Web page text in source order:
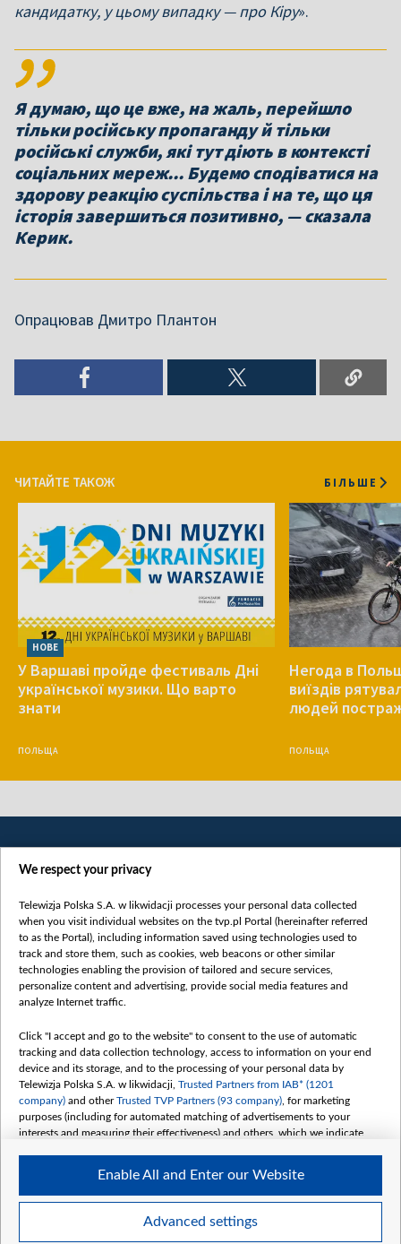
кандидатку, у цьому випадку — про Кіру».
Я думаю, що це вже, на жаль, перейшло
тільки російську пропаганду й тільки
російські служби, які тут діють в контексті
соціальних мереж... Будемо сподіватися на
здорову реакцію суспільства і на те, що ця
історія завершиться позитивно, — сказала
Керик.
Опрацював Дмитро Плантон
ЧИТАЙТЕ ТАКОЖ БІЛЬШЕ
НОВЕ
У Варшаві пройде фестиваль Дні
української музики. Що варто
знати
ПОЛЬЩА
Негода в
виїздів
людей
ПОЛЬЩА
Категорії
Новини
Докладно
Погляд
Цікаво
Slawa.tv
Про нас
Контакти
Правила використання матеріалів
Обробка даних
We respect your privacy
Telewizja Polska S.A. w likwidacji processes your personal data collected
when you visit individual websites on the tvp.pl Portal (hereinafter referred
to as the Portal), including information saved using technologies used to
track and store them, such as cookies, web beacons or other similar
technologies enabling the provision of tailored and secure services,
personalize content and advertising, provide social media features and
analyze Internet traffic.
Click "I accept and go to the website" to consent to the use of automatic
tracking and data collection technology, access to information on your end
device and its storage, and to the processing of your personal data by
Telewizja Polska S.A. w likwidacji, Trusted Partners from IAB* (1201
company) and otherTrusted TVP Partners (93 company) , for marketing
purposes (including for automated matching of advertisements to your
interests and measuring their effectiveness) and others, which we indicate
The purposes of processing your data by TVP S.A. w likwidacji are as
follows:
Use limited data to select advertising
Advanced settings
Enable All and Enter our Website